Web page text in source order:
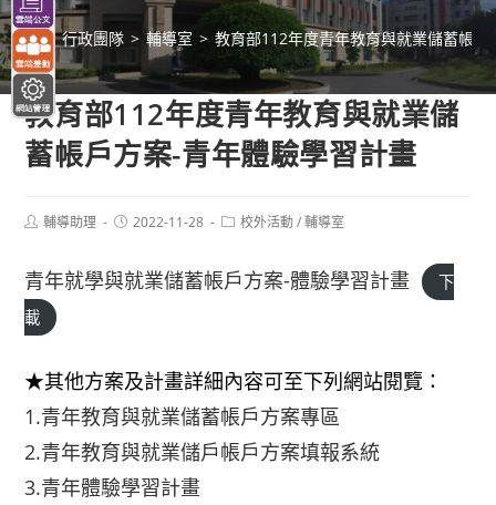
> 行政團隊 > 輔導室 > 教育部112年度青年教育與就業儲蓄帳
教育部112年度青年教育與就業儲
蓄帳戶方案-青年體驗學習計畫
Post輔導助理
Post2022-11-28
Post校外活動 / 輔導室
青年就學與就業儲蓄帳戶方案-體驗學習計畫
下
載
★其他方案及計畫詳細內容可至下列網站閱覽：
1.青年教育與就業儲蓄帳戶方案專區
2.青年教育與就業儲戶帳戶方案填報系統
3.青年體驗學習計畫